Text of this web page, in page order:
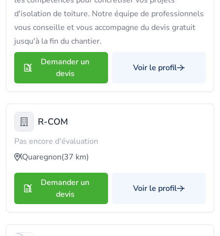
d'isolation de toiture. Notre équipe de professionnels
vous conseille et vous accompagne du devis gratuit
jusqu'à la fin du chantier.
Demander un
devis
Voir le profil
R-COM
Pas encore d'évaluation
Quaregnon(37 km)
Demander un
devis
Voir le profil